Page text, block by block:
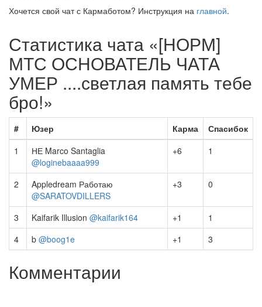
Хочется свой чат с Кармаботом? Инструкция на главной.
Статистика чата «[НОРМ]
МТС ОСНОВАТЕЛЬ ЧАТА
УМЕР ....светлая память тебе
бро!»
# Юзер Карма
Спасибок
1
НЕ Marco Santaglia
@loginebaaaa999
+6 1
2
Appledream Работаю
@SARATOVDILLERS
+3 0
3 Kaifarik Illusion @kaifarik164 +1
1
4
b @boog1e +1 3
Комментарии